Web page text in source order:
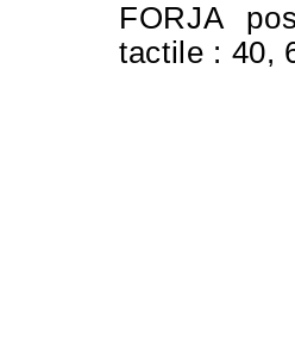
FORJA
tactile : 40,